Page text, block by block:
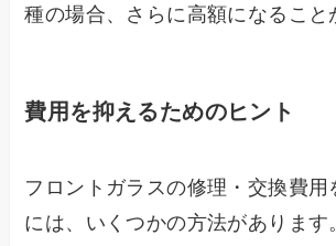
種の場合、さらに高額になること
費用を抑えるためのヒント
フロントガラスの修理・交換費用
には、いくつかの方法があります